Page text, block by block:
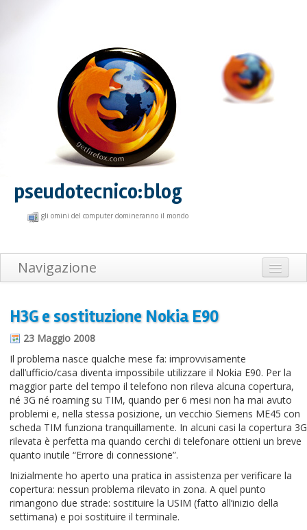
pseudotecnico:blog
gli omini del computer domineranno il mondo
Navigazione
Informazioni sul blog
Contatti
Varie
Cookie
H3G e sostituzione Nokia E90
23 Maggio 2008
Il problema nasce qualche mese fa: improvvisamente
dall’ufficio/casa diventa impossibile utilizzare il Nokia E90. Per la
maggior parte del tempo il telefono non rileva alcuna copertura,
né 3G né roaming su TIM, quando per 6 mesi non ha mai avuto
problemi e, nella stessa posizione, un vecchio Siemens ME45 con
scheda TIM funziona tranquillamente. In alcuni casi la copertura 3G
rilevata è perfetta ma quando cerchi di telefonare ottieni un breve
quanto inutile “Errore di connessione”.
Inizialmente ho aperto una pratica in assistenza per verificare la
copertura: nessun problema rilevato in zona. A quel punto
rimangono due strade: sostituire la USIM (fatto all’inizio della
settimana) e poi sostituire il terminale.